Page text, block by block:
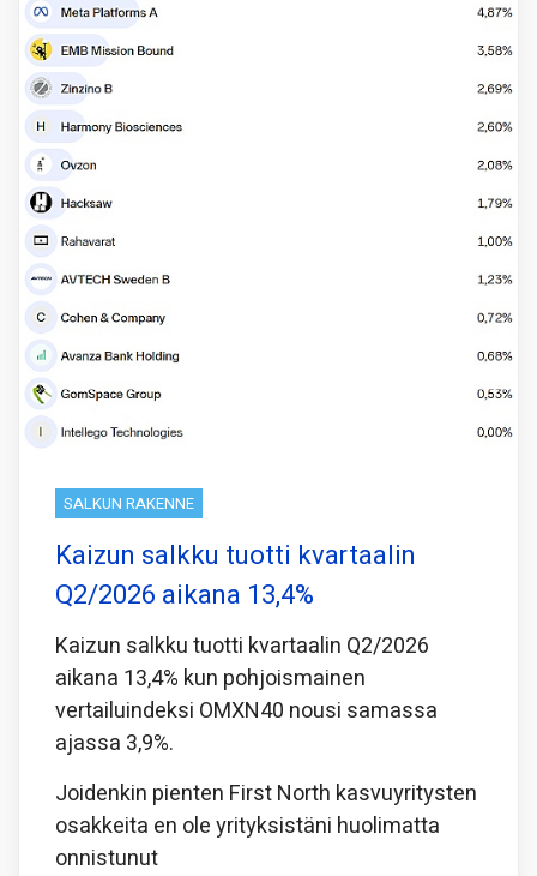
SALKUN RAKENNE
Kaizun salkku tuotti kvartaalin
Q2/2026 aikana 13,4%
Kaizun salkku tuotti kvartaalin Q2/2026
aikana 13,4% kun pohjoismainen
vertailuindeksi OMXN40 nousi samassa
ajassa 3,9%.
Joidenkin pienten First North kasvuyritysten
osakkeita en ole yrityksistäni huolimatta
onnistunut